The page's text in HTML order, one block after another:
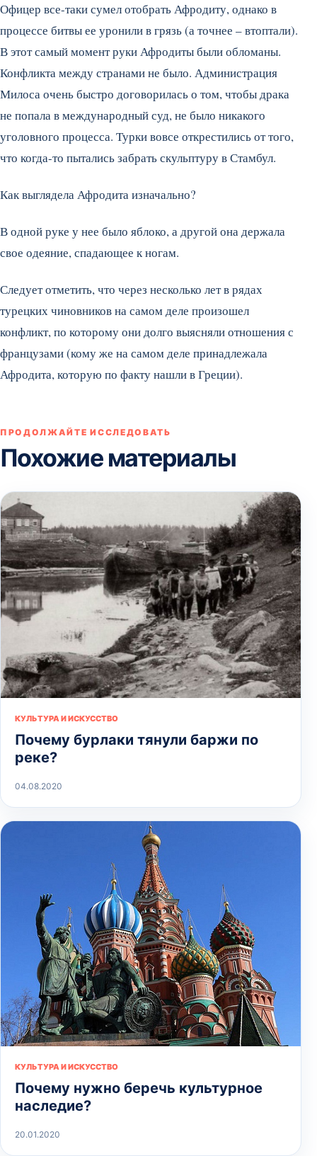
Офицер все-таки сумел отобрать Афродиту, однако в
процессе битвы ее уронили в грязь (а точнее – втоптали).
В этот самый момент руки Афродиты были обломаны.
Конфликта между странами не было. Администрация
Милоса очень быстро договорилась о том, чтобы драка
не попала в международный суд, не было никакого
уголовного процесса. Турки вовсе открестились от того,
что когда-то пытались забрать скульптуру в Стамбул.
Как выглядела Афродита изначально?
В одной руке у нее было яблоко, а другой она держала
свое одеяние, спадающее к ногам.
Следует отметить, что через несколько лет в рядах
турецких чиновников на самом деле произошел
конфликт, по которому они долго выясняли отношения с
французами (кому же на самом деле принадлежала
Афродита, которую по факту нашли в Греции).
ПРОДОЛЖАЙТЕ ИССЛЕДОВАТЬ
Похожие материалы
КУЛЬТУРА И ИСКУССТВО
Почему бурлаки тянули баржи по
реке?
04.08.2020
КУЛЬТУРА И ИСКУССТВО
Почему нужно беречь культурное
наследие?
20.01.2020